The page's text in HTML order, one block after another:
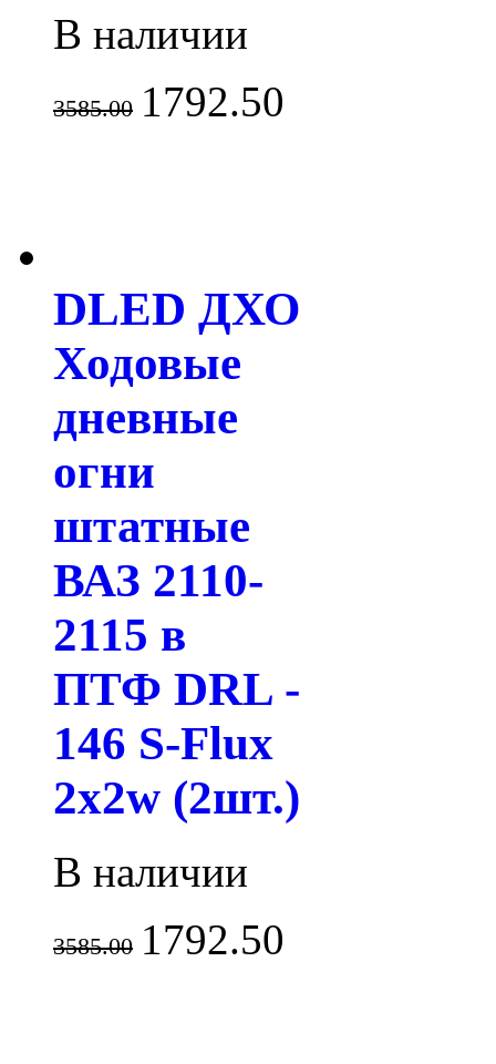
В наличии
3585.00 1792.50
DLED ДХО
Ходовые
дневные
огни
штатные
ВАЗ 2110-
2115 в
ПТФ DRL -
146 S-Flux
2x2w (2шт.)
В наличии
3585.00 1792.50